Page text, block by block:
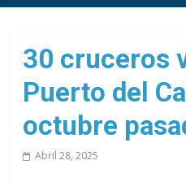
la
de
cruceros
en
un
solo
30 cruceros
Puerto del
octubre
Abril 28, 2025